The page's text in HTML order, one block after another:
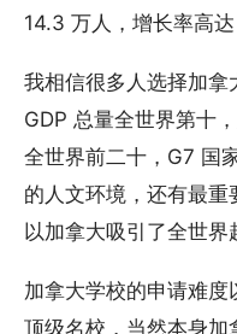
14.3 万人，增长率高达
我相信很多人选择加拿
GDP 总量全世界第十
全世界前二十，G7 国
的人文环境，还有最
以加拿大吸引了全世界
加拿大学校的申请难度
顶级名校，当然本身加